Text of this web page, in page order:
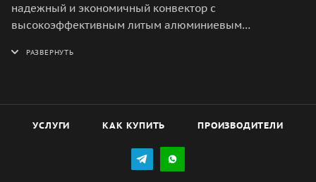
надежный и экономичный конвектор с
высокоэффективным литым алюминиевым
HEATER. VERONA Meccanico обладает мобильной
Механическая панель управления конвектора
расположена на боковой части для комфортного и
прибора на стену, все необходимое уже входит в
УСЛУГИ КАК КУПИТЬ ПРОИЗВОДИТЕЛИ